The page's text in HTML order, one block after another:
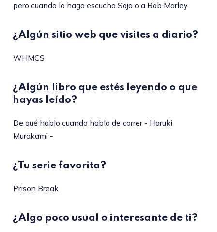
pero cuando lo hago escucho Soja o a Bob Marley.
¿Algún sitio web que visites a diario?
WHMCS
¿Algún libro que estés leyendo o que
hayas leído?
De qué hablo cuando hablo de correr - Haruki
Murakami -
¿Tu serie favorita?
Prison Break
¿Algo poco usual o interesante de ti?